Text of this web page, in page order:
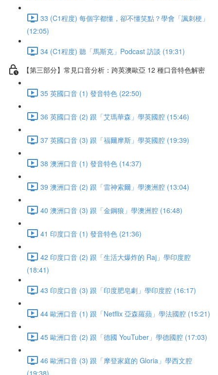
33 (C1程度) 每個字都懂，卻不懂笑點？學會「諷刺梗」
(12:05)
34 (C1程度) 聽「馬斯克」Podcast 訪談 (19:31)
【第三部分】常見口音分析：跨英澳歐亞 12 種口音特色解密
35 英國口音 (1) 發音特色 (22:50)
36 英國口音 (2) 跟「艾瑪華森」學英國腔 (15:46)
37 英國口音 (3) 跟「福爾摩斯」學英國腔 (19:39)
38 澳洲口音 (1) 發音特色 (14:37)
39 澳洲口音 (2) 跟「雷神索爾」學澳洲腔 (13:04)
40 澳洲口音 (3) 跟「金鋼狼」學澳洲腔 (16:48)
41 印度口音 (1) 發音特色 (21:36)
42 印度口音 (2) 跟「生活大爆炸的 Raj」學印度腔
(18:41)
43 印度口音 (3) 跟「印度肥皂劇」學印度腔 (16:17)
44 歐洲口音 (1) 跟「Netflix 亞森羅蘋」學法國腔 (15:21)
45 歐洲口音 (2) 跟「德國 YouTuber」學德國腔 (17:03)
46 歐洲口音 (3) 跟「摩登家庭的 Gloria」學西文腔
(19:38)